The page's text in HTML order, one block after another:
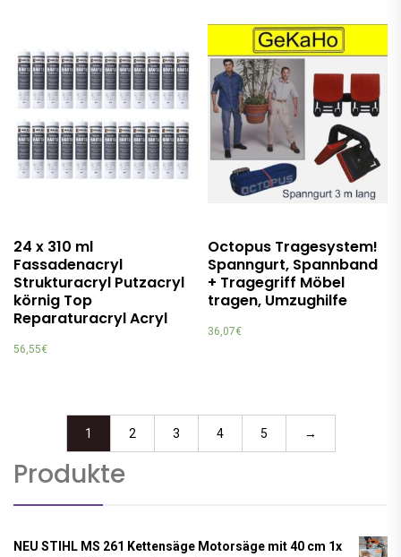
24 x 310 ml
Fassadenacryl
Strukturacryl Putzacryl
körnig Top
Reparaturacryl Acryl
56,55€
Octopus Tragesystem!
Spanngurt, Spannband
+ Tragegriff Möbel
tragen, Umzughilfe
36,07€
1 2 3 4 5 →
Produkte
NEU STIHL MS 261 Kettensäge Motorsäge mit 40 cm 1x